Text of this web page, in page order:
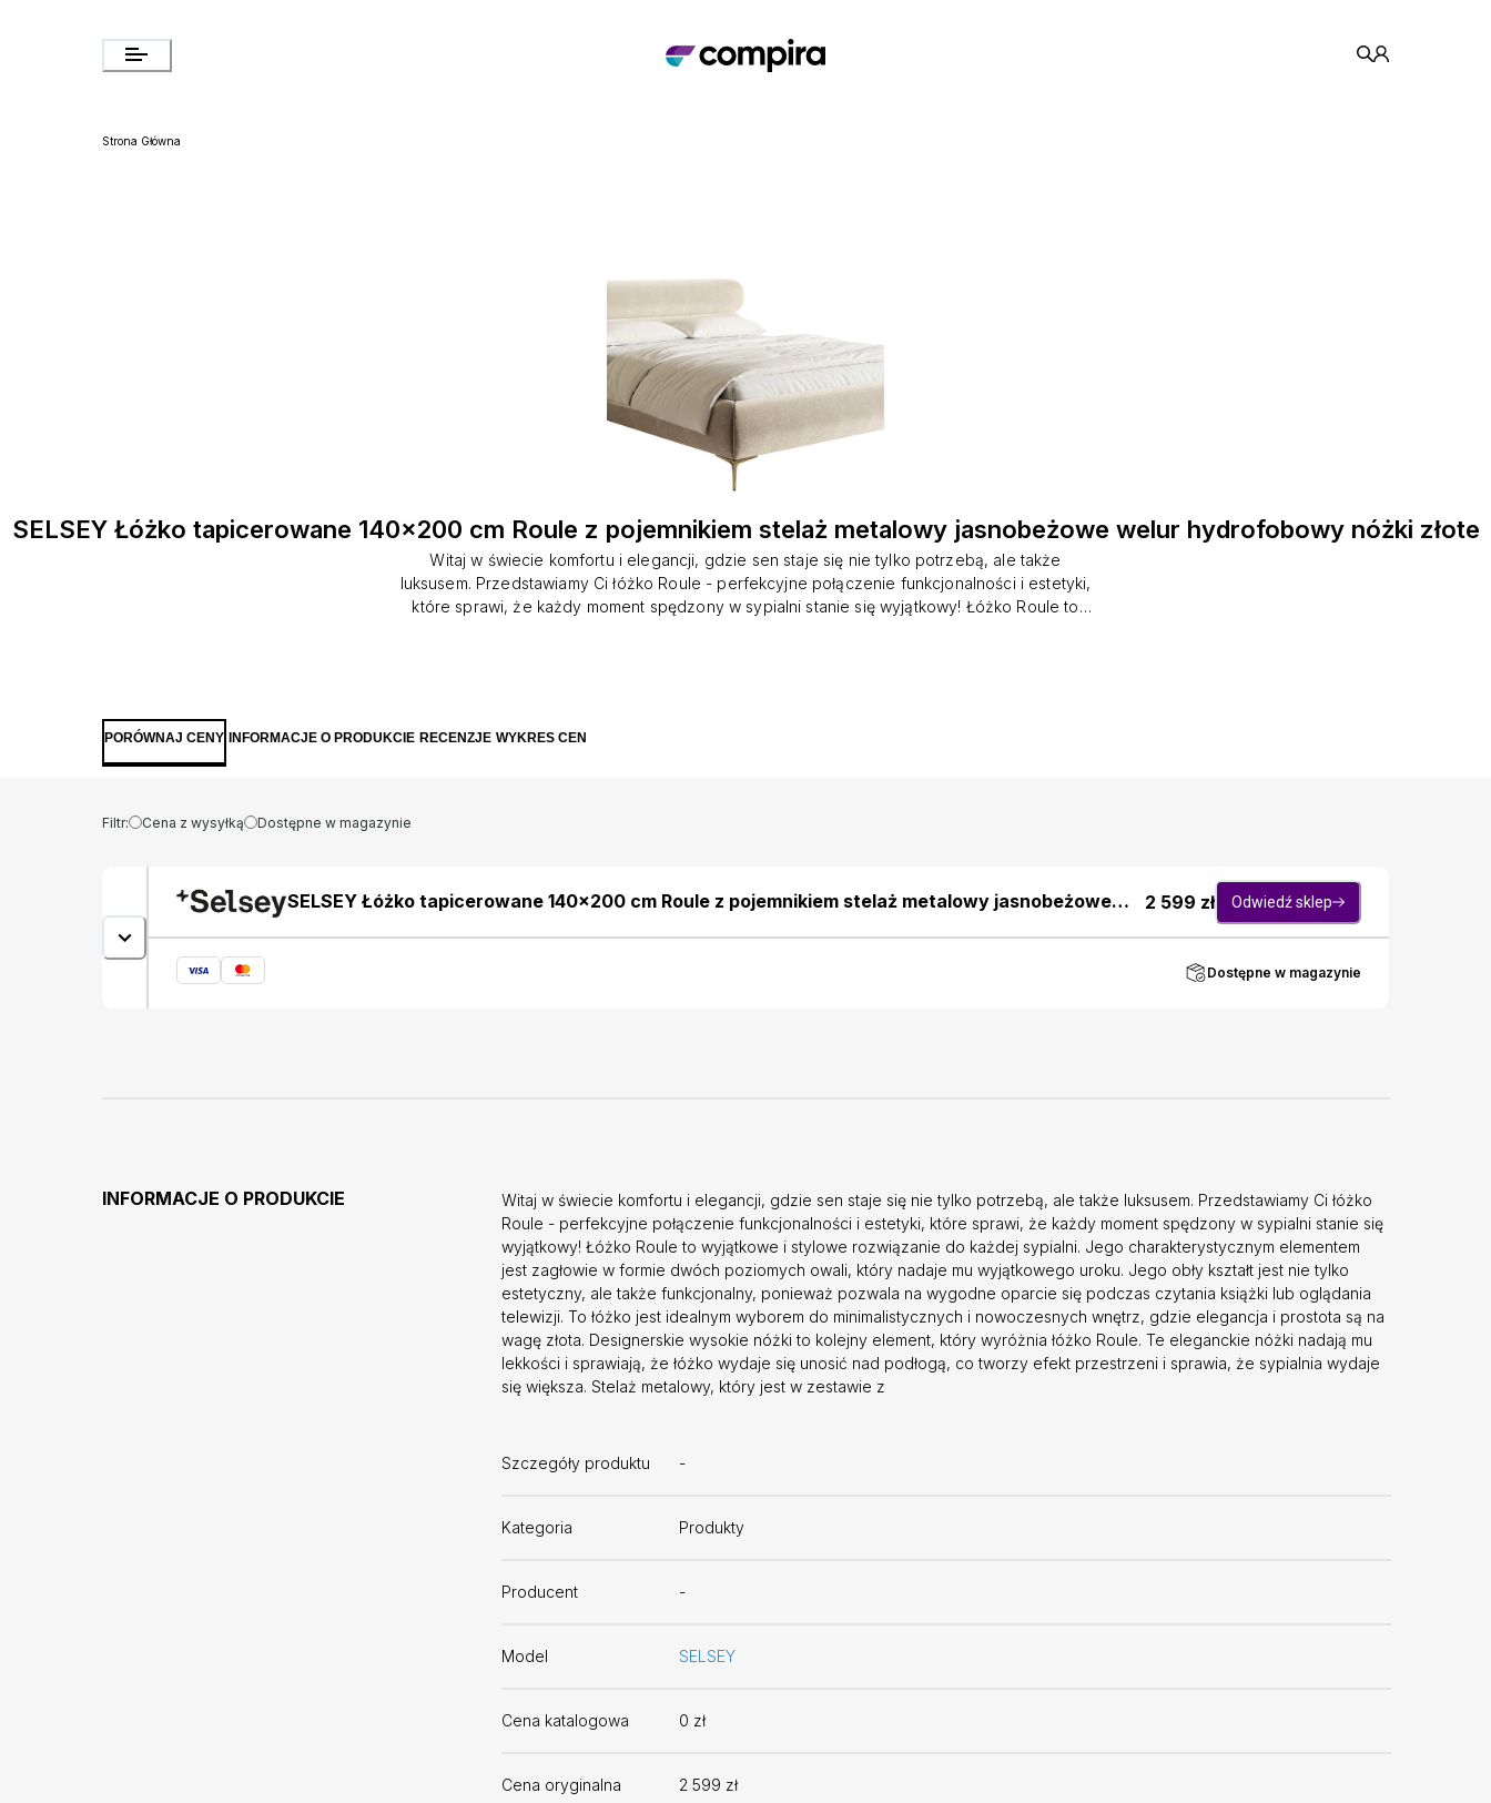
Strona Główna
SELSEY Łóżko tapicerowane 140x200 cm Roule z pojemnikiem stelaż metalowy jasnobeżowe welur hydrofobowy nóżki złote
Witaj w świecie komfortu i elegancji, gdzie sen staje się nie tylko potrzebą, ale także
luksusem. Przedstawiamy Ci łóżko Roule - perfekcyjne połączenie funkcjonalności i estetyki,
które sprawi, że każdy moment spędzony w sypialni stanie się wyjątkowy! Łóżko Roule to
Designerskie wysokie nóżki to kolejny element, który wyróżnia łóżko Roule. Te eleganckie
PORÓWNAJ CENY INFORMACJE O PRODUKCIE RECENZJE WYKRES CEN
Filtr: Cena z wysyłką Dostępne w magazynie
SELSEY Łóżko tapicerowane 140x200 cm Roule z pojemnikiem stelaż metalowy jasnobeżowe
2 599 zł Odwiedź sklep
Dostępne w magazynie
INFORMACJE O PRODUKCIE
Witaj w świecie komfortu i elegancji, gdzie sen staje się nie tylko potrzebą, ale także luksusem. Przedstawiamy Ci łóżko
Roule - perfekcyjne połączenie funkcjonalności i estetyki, które sprawi, że każdy moment spędzony w sypialni stanie się
wyjątkowy! Łóżko Roule to wyjątkowe i stylowe rozwiązanie do każdej sypialni. Jego charakterystycznym elementem
jest zagłowie w formie dwóch poziomych owali, który nadaje mu wyjątkowego uroku. Jego obły kształt jest nie tylko
estetyczny, ale także funkcjonalny, ponieważ pozwala na wygodne oparcie się podczas czytania książki lub oglądania
telewizji. To łóżko jest idealnym wyborem do minimalistycznych i nowoczesnych wnętrz, gdzie elegancja i prostota są na
wagę złota. Designerskie wysokie nóżki to kolejny element, który wyróżnia łóżko Roule. Te eleganckie nóżki nadają mu
lekkości i sprawiają, że łóżko wydaje się unosić nad podłogą, co tworzy efekt przestrzeni i sprawia, że sypialnia wydaje
się większa. Stelaż metalowy, który jest w zestawie z
Szczegóły produktu -
Kategoria Produkty
Producent -
Model SELSEY
Cena katalogowa 0 zł
Cena oryginalna 2 599 zł